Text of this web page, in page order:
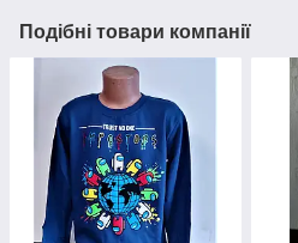
Подібні товари компанії